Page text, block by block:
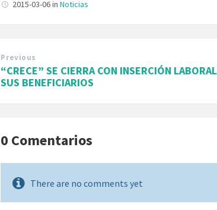
2015-03-06inNoticias
Previous
“CRECE” SE CIERRA CON INSERCIÓN
SUS BENEFICIARIOS
0 Comentarios
There are no comments yet